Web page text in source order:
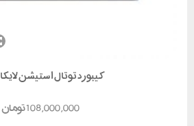
کیبورد توتال استیشن لایکاTS09
تومان108,000,000